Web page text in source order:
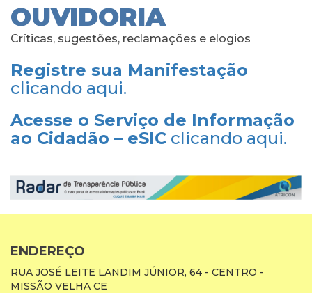
OUVIDORIA
Críticas, sugestões, reclamações e elogios
Registre sua Manifestação
clicando aqui.
Acesse o Serviço de Informação
ao Cidadão – eSIC clicando aqui.
ENDEREÇO
RUA JOSÉ LEITE LANDIM JÚNIOR, 64 - CENTRO -
MISSÃO VELHA CE